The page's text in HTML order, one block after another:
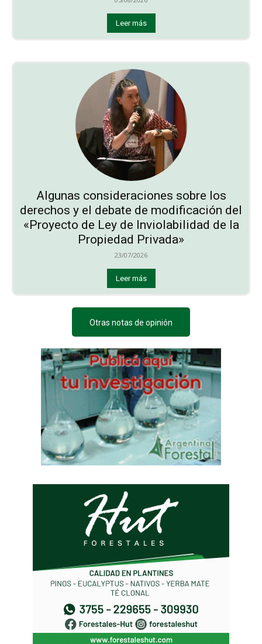
Leer más
Algunas consideraciones sobre los
derechos y el debate de modificación del
«Proyecto de Ley de Inviolabilidad de la
Propiedad Privada»
23/07/2026
Leer más
Otras notas de opinión